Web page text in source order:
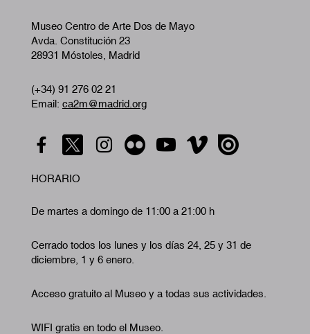
Museo Centro de Arte Dos de Mayo
Avda. Constitución 23
28931 Móstoles, Madrid
(+34) 91 276 02 21
Email: ca2m@madrid.org
HORARIO
De martes a domingo de 11:00 a 21:00 h
Cerrado todos los lunes y los días 24, 25 y 31 de
diciembre, 1 y 6 enero.
Acceso gratuito al Museo y a todas sus actividades.
WIFI gratis en todo el Museo.